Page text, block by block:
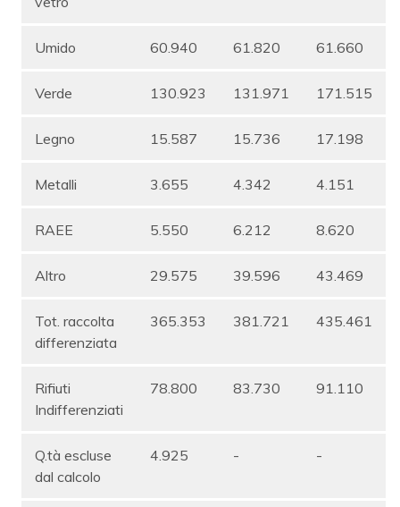
Umido 60.940 61.820 61.660
Verde 130.923 131.971 171.515
Legno 15.587 15.736 17.198
Metalli 3.655 4.342 4.151
RAEE 5.550 6.212 8.620
Altro 29.575 39.596 43.469
Tot. raccolta
differenziata
365.353 381.721 435.461
Rifiuti
Indifferenziati
78.800 83.730 91.110
Q.tà escluse
dal calcolo
4.925 - -